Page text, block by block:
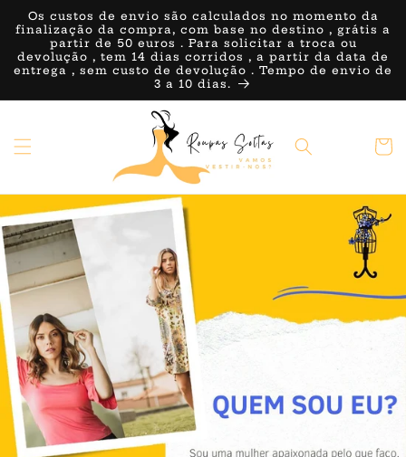
para o
conteúdo
Os custos de envio são calculados no momento da
finalização da compra, com base no destino , grátis a
partir de 50 euros . Para solicitar a troca ou
devolução , tem 14 dias corridos , a partir da data de
entrega , sem custo de devolução . Tempo de envio de
3 a 10 dias.